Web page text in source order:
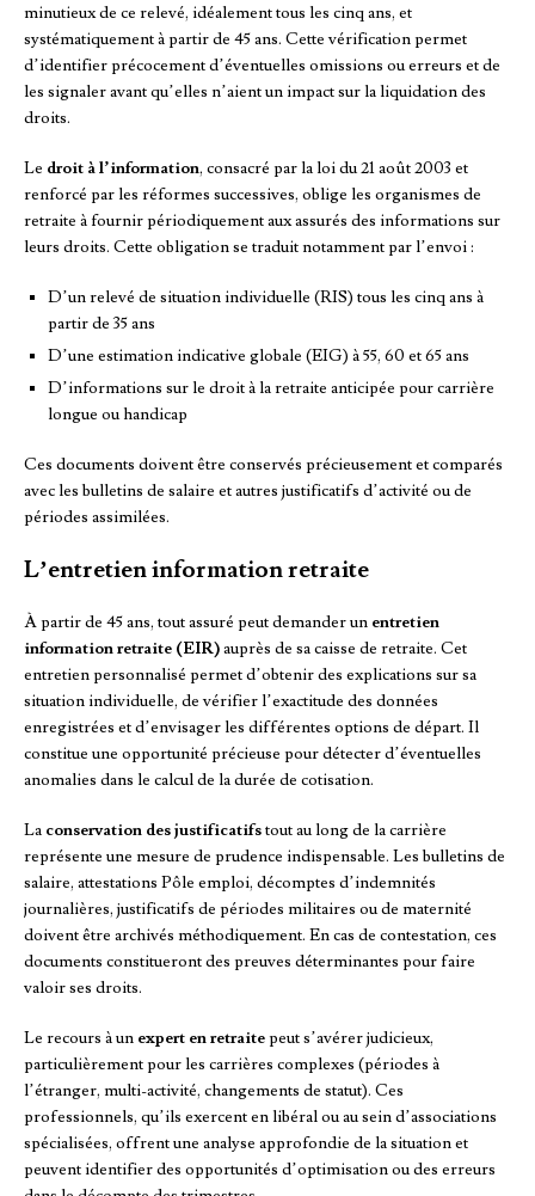
minutieux de ce relevé, idéalement tous les cinq ans, et
systématiquement à partir de 45 ans. Cette vérification permet
d’identifier précocement d’éventuelles omissions ou erreurs et de
les signaler avant qu’elles n’aient un impact sur la liquidation des
droits.
Le droit à l’information, consacré par la loi du 21 août 2003 et
renforcé par les réformes successives, oblige les organismes de
retraite à fournir périodiquement aux assurés des informations sur
leurs droits. Cette obligation se traduit notamment par l’envoi :
D’un relevé de situation individuelle (RIS) tous les cinq ans à
partir de 35 ans
D’une estimation indicative globale (EIG) à 55, 60 et 65 ans
D’informations sur le droit à la retraite anticipée pour carrière
longue ou handicap
Ces documents doivent être conservés précieusement et comparés
avec les bulletins de salaire et autres justificatifs d’activité ou de
périodes assimilées.
L’entretien information retraite
À partir de 45 ans, tout assuré peut demander un entretien
information retraite (EIR)auprès de sa caisse de retraite. Cet
entretien personnalisé permet d’obtenir des explications sur sa
situation individuelle, de vérifier l’exactitude des données
enregistrées et d’envisager les différentes options de départ. Il
constitue une opportunité précieuse pour détecter d’éventuelles
anomalies dans le calcul de la durée de cotisation.
La conservation des justificatifstout au long de la carrière
représente une mesure de prudence indispensable. Les bulletins de
salaire, attestations Pôle emploi, décomptes d’indemnités
journalières, justificatifs de périodes militaires ou de maternité
doivent être archivés méthodiquement. En cas de contestation, ces
documents constitueront des preuves déterminantes pour faire
valoir ses droits.
Le recours à un expert en retraitepeut s’avérer judicieux,
particulièrement pour les carrières complexes (périodes à
l’étranger, multi-activité, changements de statut). Ces
professionnels, qu’ils exercent en libéral ou au sein d’associations
spécialisées, offrent une analyse approfondie de la situation et
peuvent identifier des opportunités d’optimisation ou des erreurs